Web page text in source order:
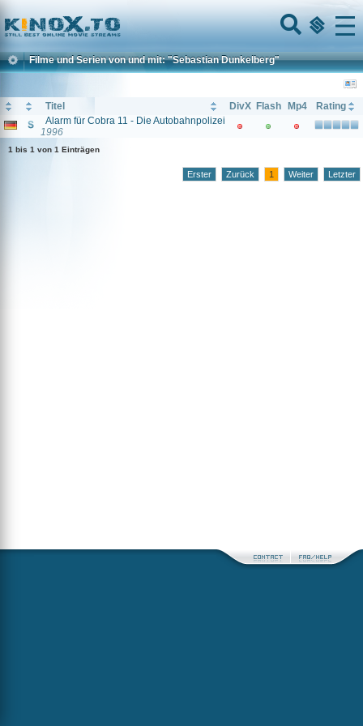
Home
Menu
Filme und Serien von und mit: "Sebastian Dunkelberg"
Titel DivX Flash Mp4
Rating
Alarm für Cobra 11 - Die Autobahnpolizei
1996
1 bis 1 von 1 Einträgen
Erster Zurück 1 Weiter Letzter